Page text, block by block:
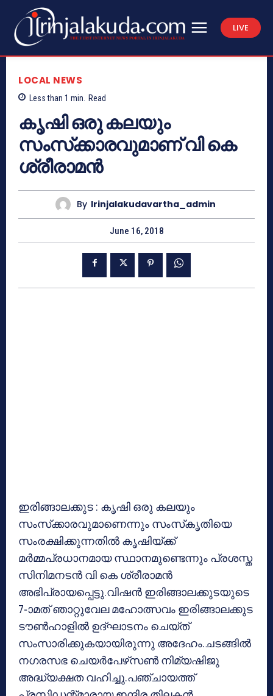
LIVE
LOCAL NEWS
Less than 1 min. Read
കൃഷി ഒരു കലയും
സംസ്‌ക്കാരവുമാണ് വി കെ
ശ്രീരാമന്‍
By Irinjalakudavartha_admin
June 16, 2018
ഇരിങ്ങാലക്കുട : കൃഷി ഒരു കലയും
സംസ്‌ക്കാരവുമാണെന്നും സംസ്‌കൃതിയെ
സംരക്ഷിക്കുന്നതില്‍ കൃഷിയ്ക്ക്
മര്‍മ്മപ്രധാനമായ സ്ഥാനമുണ്ടെന്നും പ്രശസ്ത
സിനിമനടന്‍ വി കെ ശ്രീരാമന്‍
അഭിപ്രായപ്പെട്ടു.വിഷന്‍ ഇരിങ്ങാലക്കുടയുടെ
7-ാമത് ഞാറ്റുവേല മഹോത്സവം ഇരിങ്ങാലക്കുട
ടൗണ്‍ഹാളില്‍ ഉദ്ഘാടനം ചെയ്ത്
സംസാരിക്കുകയായിരുന്നു അദേഹം.ചടങ്ങില്‍
നഗരസഭ ചെയര്‍പേഴ്‌സണ്‍ നിമ്യഷിജു
അദ്ധ്യക്ഷത വഹിച്ചു.പഞ്ചായത്ത്